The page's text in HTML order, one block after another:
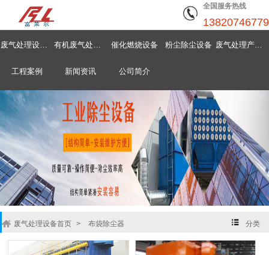
全国服务热线
13820746779
废气处理设备首页 有机废气处理设备 催化燃烧设备 粉尘除尘设备 废气处理产品中心
工程案例 新闻资讯 公司简介
分类
废气处理设备首页 > 布袋除尘器